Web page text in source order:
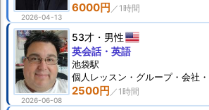
2026-04-13
6000円
2026-06-08
53才 男性
2500円
英会話・英語
池袋駅
個人 レッスン ・グループ・会社